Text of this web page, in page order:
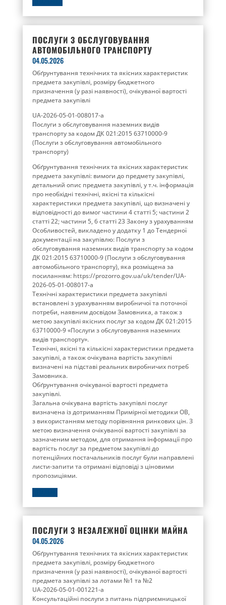
ПОСЛУГИ З ОБСЛУГОВУВАННЯ
АВТОМОБІЛЬНОГО ТРАНСПОРТУ
04.05.2026
Обґрунтування технічних та якісних характеристик
предмета закупівлі, розміру бюджетного
призначення (у разі наявності), очікуваної вартості
предмета закупівлі
UA-2026-05-01-008017-a
Послуги з обслуговування наземних видів
транспорту за кодом ДК 021:2015 63710000-9
(Послуги з обслуговування автомобільного
транспорту)
Обґрунтування технічних та якісних характеристик
предмета закупівлі: вимоги до предмету закупівлі,
детальний опис предмета закупівлі, у т.ч. інформація
про необхідні технічні, якісні та кількісні
характеристики предмета закупівлі, що визначені у
відповідності до вимог частини 4 статті 5; частини 2
статті 22; частини 5, 6 статті 23 Закону з урахуванням
Особливостей, викладено у додатку 1 до Тендерної
документації на закупівлю: Послуги з
обслуговування наземних видів транспорту за кодом
ДК 021:2015 63710000-9 (Послуги з обслуговування
автомобільного транспорту), яка розміщена за
посиланням: https://prozorro.gov.ua/uk/tender/UA-
2026-05-01-008017-a
Технічні характеристики предмета закупівлі
встановлені з урахуванням виробничої та поточної
потреби, наявним досвідом Замовника, а також з
метою закупівлі якісних послуг за кодом ДК 021:2015
63710000-9 «Послуги з обслуговування наземних
видів транспорту».
Технічні, якісні та кількісні характеристики предмета
закупівлі, а також очікувана вартість закупівлі
визначені на підставі реальних виробничих потреб
Замовника.
Обґрунтування очікуваної вартості предмета
закупівлі.
Загальна очікувана вартість закупівлі послуг
визначена із дотриманням Примірної методики ОВ,
з використанням методу порівняння ринкових цін. З
метою визначення очікуваної вартості закупівлі за
зазначеним методом, для отримання інформації про
вартість послуг за предметом закупівлі до
потенційних постачальників послуг були направлені
листи-запити та отримані відповіді з ціновими
пропозиціями.
ПОСЛУГИ З НЕЗАЛЕЖНОЇ ОЦІНКИ МАЙНА
04.05.2026
Обґрунтування технічних та якісних характеристик
предмета закупівлі, розміру бюджетного
призначення (у разі наявності), очікуваної вартості
предмета закупівлі за лотами №1 та №2
UA-2026-05-01-001221-a
Консультаційні послуги з питань підприємницької